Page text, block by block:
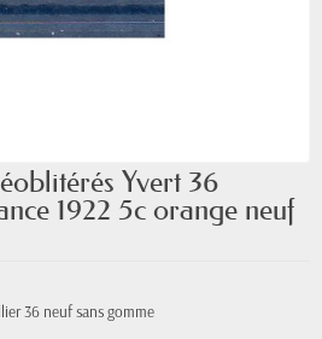
Yvert 36
1922 5c orange neuf
36 neuf sans gomme